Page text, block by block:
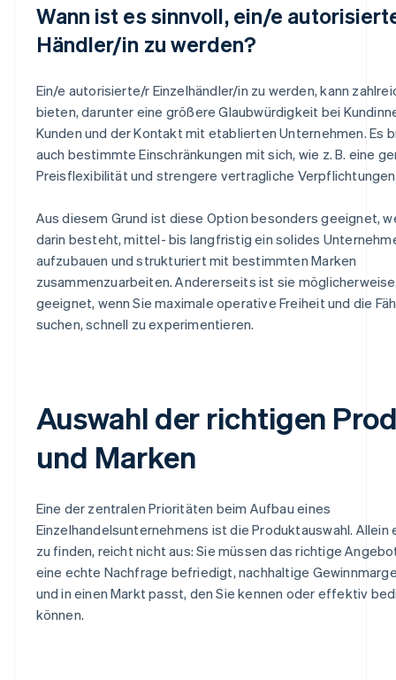
Wann ist es sinnvoll, ein/e
Händler/in zu werden?
Ein/e autorisierte/r Einzelhändler/in zu werden, kann
bieten, darunter eine größere Glaubwürdigkeit bei
Kunden und der Kontakt mit etablierten Unternehmen. Es
auch bestimmte Einschränkungen mit sich, wie z. B. eine
Preisflexibilität und strengere vertragliche
Aus diesem Grund ist diese Option besonders geeignet,
darin besteht, mittel- bis langfristig ein solides
aufzubauen und strukturiert mit bestimmten Marken
zusammenzuarbeiten. Andererseits ist sie
geeignet, wenn Sie maximale operative Freiheit und die
suchen, schnell zu experimentieren.
Auswahl der richtigen
und Marken
Eine der zentralen Prioritäten beim Aufbau eines
Einzelhandelsunternehmens ist die Produktauswahl. Allein
zu finden, reicht nicht aus: Sie müssen das richtige
eine echte Nachfrage befriedigt, nachhaltige
und in einen Markt passt, den Sie kennen oder effektiv
können.